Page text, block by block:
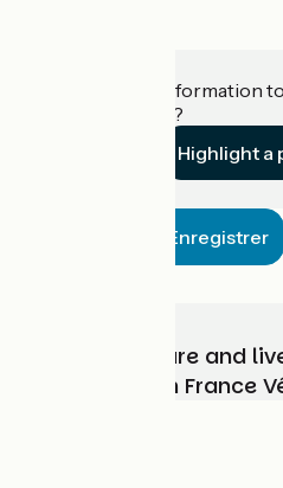
Do you have information
establishment?
Highlight a
Enregistrer
Choose, prepare and
adventure with France